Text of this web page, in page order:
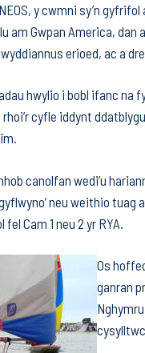
y cwmni sy’n gyfrifol
am Gwpan America, dan
erioed, ac a
hwylio i bobl ifanc na
rhoi’r cyfle iddynt
canolfan wedi’u
neu weithio tuag
Cam 1 neu 2 yr RYA.
Os
ganran